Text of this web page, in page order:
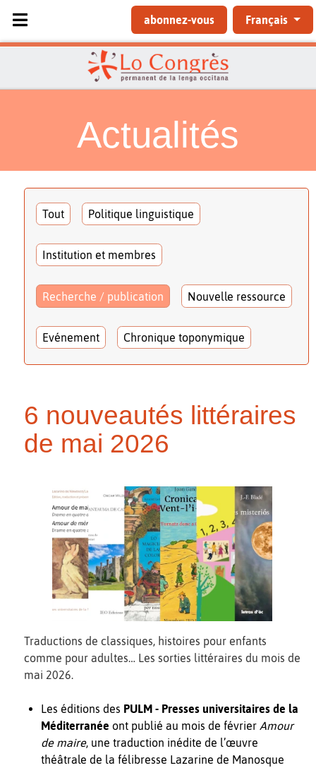
Sélectionnez votre langue
abonnez-vous Français
Actualités
Tout Politique linguistique
Institution et membres
Recherche / publication Nouvelle ressource
Evénement Chronique toponymique
6 nouveautés littéraires
de mai 2026
Traductions de classiques, histoires pour enfants
comme pour adultes… Les sorties littéraires du mois de
mai 2026.
Les éditions des PULM - Presses universitaires de la
Méditerranée ont publié au mois de février Amour
de maire, une traduction inédite de l’œuvre
théâtrale de la félibresse Lazarine de Manosque